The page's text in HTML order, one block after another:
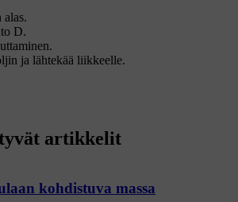
alas.
D.
ja lähtekää liikkeelle.
artikkelit
kohdistuva massa